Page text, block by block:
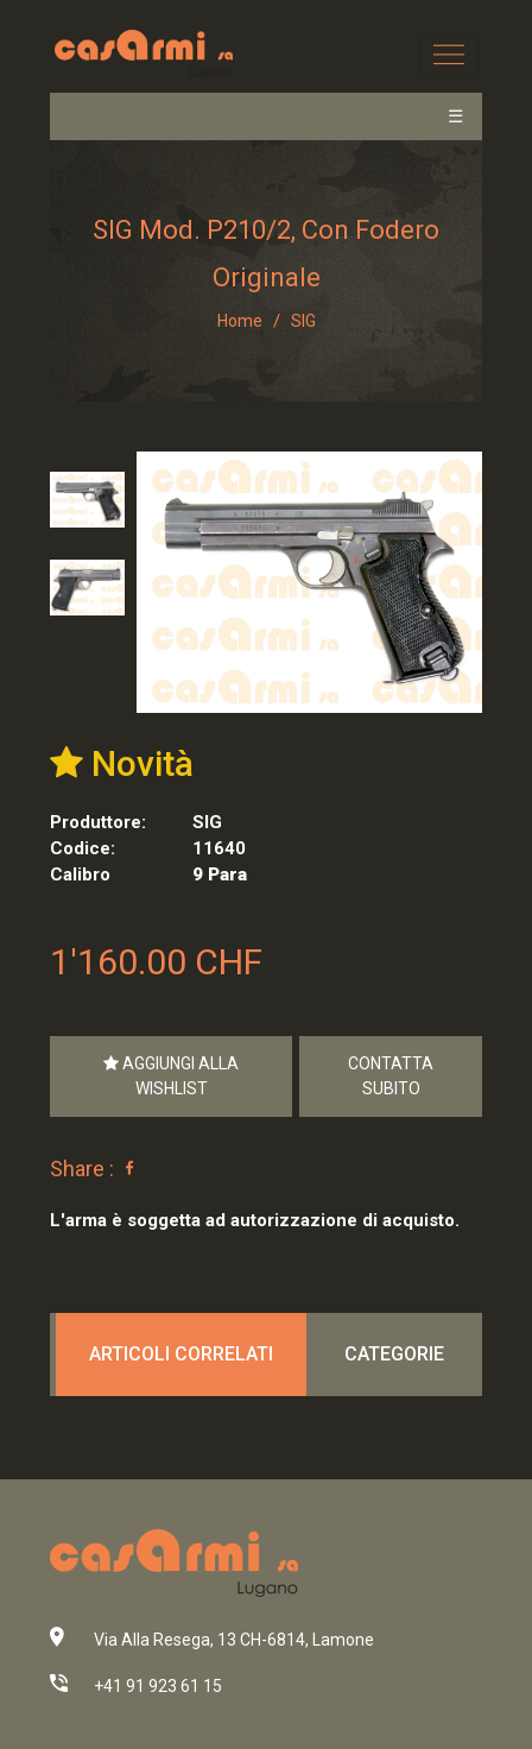
☰
SIG Mod. P210/2, Con Fodero
Originale
Home / SIG
Novità
Produttore:
SIG
Codice:
11640
Calibro
9 Para
1'160.00 CHF
AGGIUNGI ALLA
WISHLIST
CONTATTA
SUBITO
Share :
L'arma è soggetta ad autorizzazione di acquisto.
ARTICOLI CORRELATI CATEGORIE
Via Alla Resega, 13 CH-6814, Lamone
+41 91 923 61 15